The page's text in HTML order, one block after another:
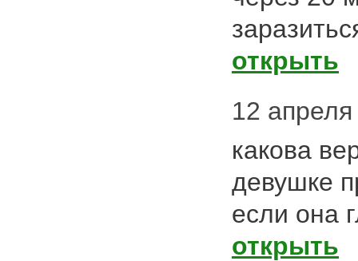
открыть
12
какова
девушке
если она
открыть